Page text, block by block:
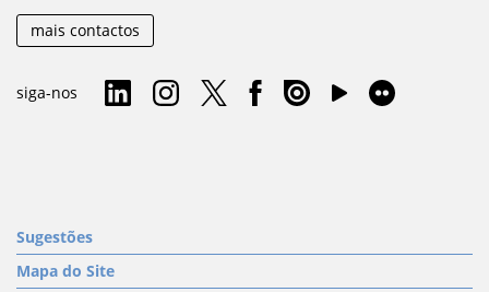
mais contactos
siga-nos
Sugestões
Mapa do Site